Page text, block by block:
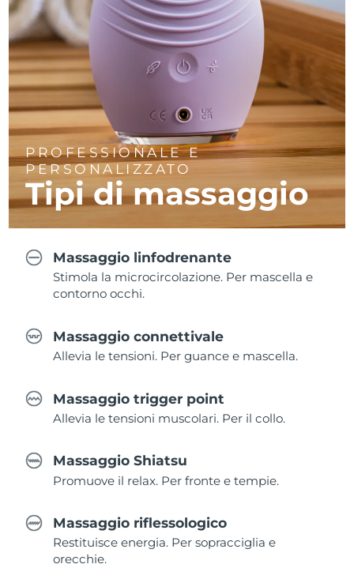
PROFESSIONALE E
PERSONALIZZATO
Tipi di massaggio
Massaggio linfodrenante
Stimola la microcircolazione. Per mascella e
contorno occhi.
Massaggio connettivale
Allevia le tensioni. Per guance e mascella.
Massaggio trigger point
Allevia le tensioni muscolari. Per il collo.
Massaggio Shiatsu
Promuove il relax. Per fronte e tempie.
Massaggio riflessologico
Restituisce energia. Per sopracciglia e
orecchie.